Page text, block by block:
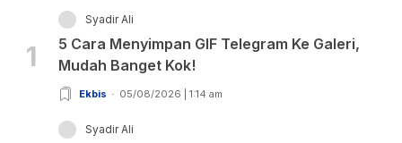
1
Syadir Ali
5 Cara Menyimpan GIF Telegram Ke Galeri,
Mudah Banget Kok!
Ekbis 05/08/2026 | 1:14 am
Syadir Ali